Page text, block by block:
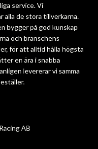
service. Vi
alla de stora tillverkarna.
bygger på god kunskap
och branschens
för att alltid hålla högsta
en ära i snabba
levererar vi samma
AB